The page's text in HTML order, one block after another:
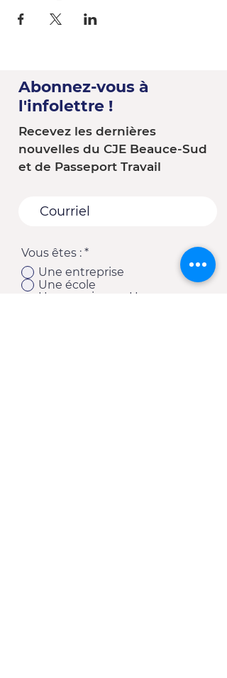
Abonnez-vous à
l'infolettre !
Recevez les dernières
nouvelles du CJE Beauce-Sud
et de Passeport Travail
Vous êtes : *
Une entreprise
Une école
Un organisme - Une